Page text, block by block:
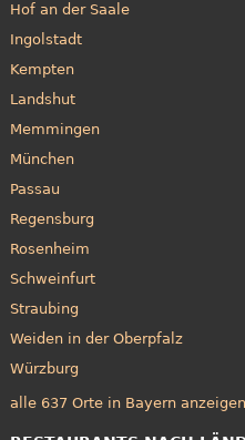
Hof an der Saale
Ingolstadt
Kempten
Landshut
Memmingen
München
Passau
Regensburg
Rosenheim
Schweinfurt
Straubing
Weiden in der Oberpfalz
Würzburg
alle 637 Orte in Bayern anzeigen